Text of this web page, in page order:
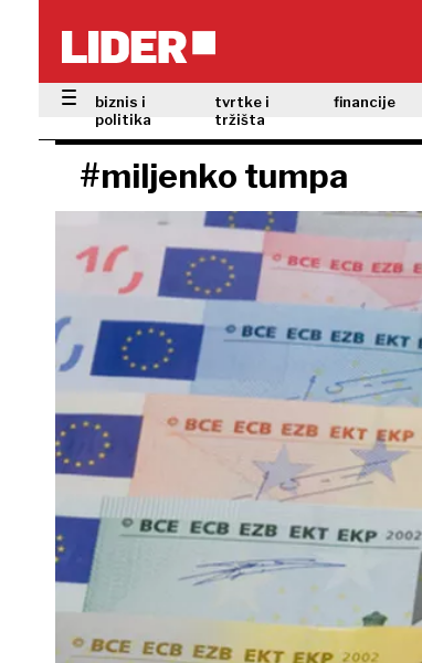
biznis i
politika
tvrtke i
tržišta
financije
#miljenko tumpa